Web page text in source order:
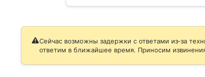
Сейчас возможны задержки с ответами из‑за
ответим в ближайшее время. Приносим